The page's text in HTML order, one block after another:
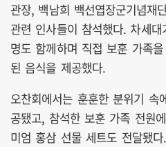
관장, 백남희 백선엽장군기념재
관련 인사들이 참석했다. 차세
명도 함께하며 직접 보훈 가족
된 음식을 제공했다.
오찬회에서는 훈훈한 분위기
공됐고, 참석한 보훈 가족 전원
미엄 홍삼 선물 세트도 전달됐